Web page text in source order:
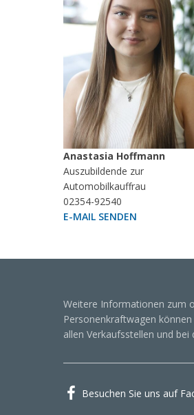
Anastasia Hoffmann
Auszubildende zur
Automobilkauffrau
02354-92540
E-MAIL SENDEN
Weitere Informationen zum
Personenkraftwagen
allen Verkaufsstellen und
Besuchen Sie uns auf